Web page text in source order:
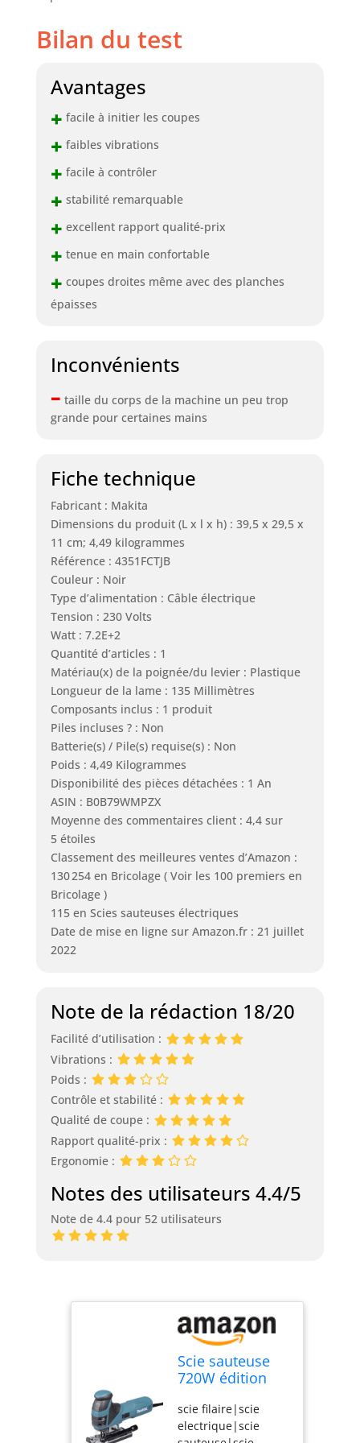
Bilan du test
Avantages
+ facile à initier les coupes
+ faibles vibrations
+ facile à contrôler
+ stabilité remarquable
+ excellent rapport qualité-prix
+ tenue en main confortable
+ coupes droites même avec des planches
épaisses
Inconvénients
– taille du corps de la machine un peu trop
grande pour certaines mains
Fiche technique
Fabricant : Makita
Dimensions du produit (L x l x h) : 39,5 x 29,5 x
11 cm; 4,49 kilogrammes
Référence : 4351FCTJB
Couleur : Noir
Type d’alimentation : Câble électrique
Tension : 230 Volts
Watt : 7.2E+2
Quantité d’articles : 1
Matériau(x) de la poignée/du levier : Plastique
Longueur de la lame : 135 Millimètres
Composants inclus : 1 produit
Piles incluses ? : Non
Batterie(s) / Pile(s) requise(s) : Non
Poids : 4,49 Kilogrammes
Disponibilité des pièces détachées : 1 An
ASIN : B0B79WMPZX
Moyenne des commentaires client : 4,4 sur
5 étoiles
Classement des meilleures ventes d’Amazon :
130 254 en Bricolage ( Voir les 100 premiers en
Bricolage )
115 en Scies sauteuses électriques
Date de mise en ligne sur Amazon.fr : 21 juillet
2022
Note de la rédaction 18/20
Facilité d’utilisation :
Vibrations :
Poids :
Contrôle et stabilité :
Qualité de coupe :
Rapport qualité-prix :
Ergonomie :
Notes des utilisateurs 4.4/5
Note de 4.4 pour 52 utilisateurs
Scie sauteuse
720W édition
lames dans
coffret Makpac -
scie filaire|scie
electrique|scie